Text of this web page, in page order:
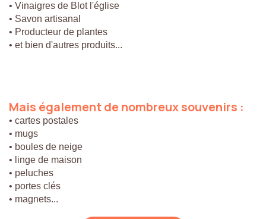
• Vinaigres de Blot l'église
• Savon artisanal
• Producteur de plantes
• et bien d'autres produits...
Mais égalementdenombreuxsouvenirs :
• cartes postales
• mugs
• boules de neige
• linge de maison
• peluches
• portes clés
• magnets...